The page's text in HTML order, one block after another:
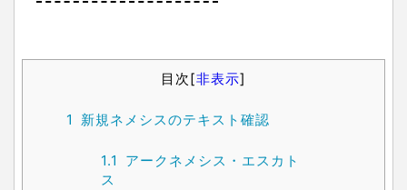
目次[非表示]
1 新規ネメシスのテキスト確認
1.1
アークネメシス・エスカト
ス